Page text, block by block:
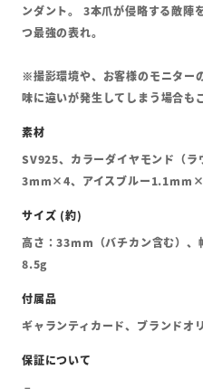
ンダント。 3本爪が侵略する敵陣
つ最強の表れ。
※撮影環境や、お客様のモニター
味に違いが発生してしまう場合も
SV925、カラーダイヤモンド（ラ
3mm×4、アイスブルー
高さ：33mm（バチカン含む）
8.5g
ギャランティカード、ブランドオ